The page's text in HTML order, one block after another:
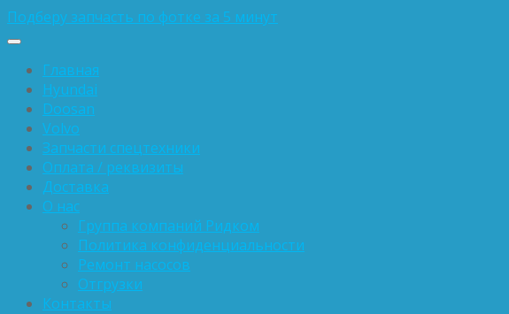
Подберу запчасть по фотке за 5 минут
Главная
Hyundai
Doosan
Volvo
Запчасти спецтехники
Оплата / реквизиты
Доставка
О нас
Группа компаний Ридком
Политика конфиденциальности
Ремонт насосов
Отгрузки
Контакты